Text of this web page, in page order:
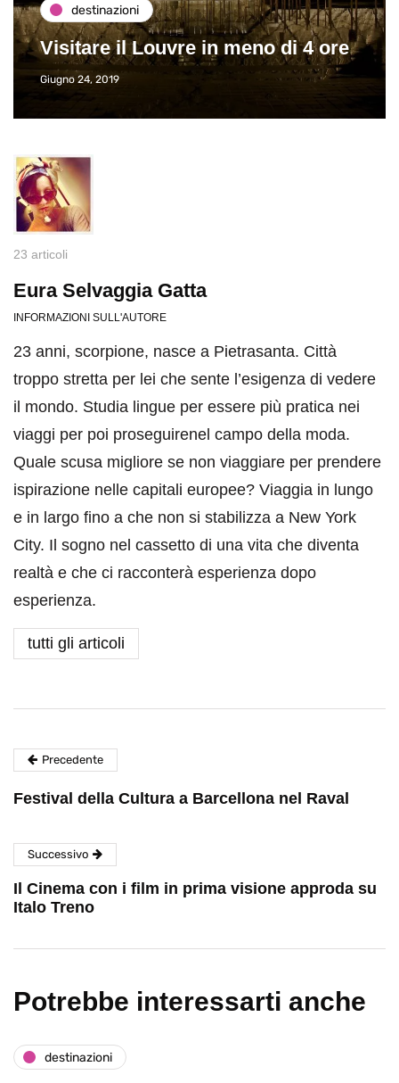
destinazioni
Visitare il Louvre in meno di 4 ore
Giugno 24, 2019
23 articoli
Eura Selvaggia Gatta
INFORMAZIONI SULL'AUTORE
23 anni, scorpione, nasce a Pietrasanta. Città
troppo stretta per lei che sente l’esigenza di vedere
il mondo. Studia lingue per essere più pratica nei
viaggi per poi proseguirenel campo della moda.
Quale scusa migliore se non viaggiare per prendere
ispirazione nelle capitali europee? Viaggia in lungo
e in largo fino a che non si stabilizza a New York
City. Il sogno nel cassetto di una vita che diventa
realtà e che ci racconterà esperienza dopo
esperienza.
tutti gli articoli
Precedente
Festival della Cultura a Barcellona nel Raval
Successivo
Il Cinema con i film in prima visione approda su
Italo Treno
Potrebbe interessarti anche
destinazioni